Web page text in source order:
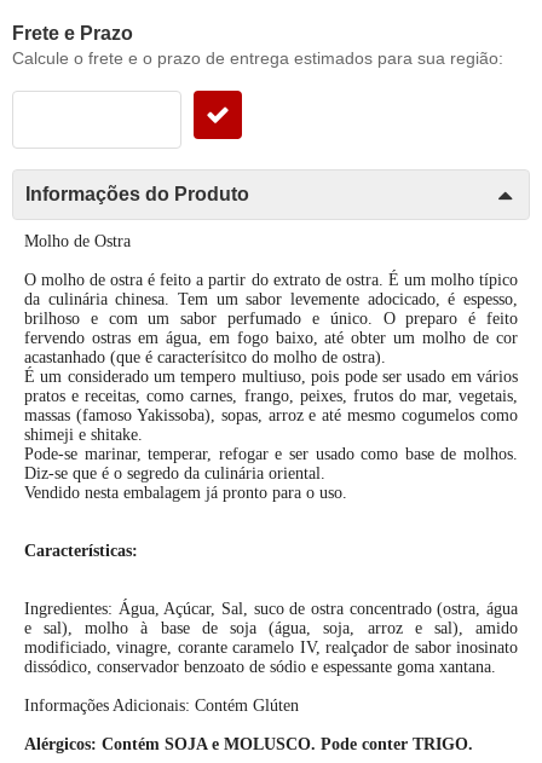
Frete e Prazo
Calcule o frete e o prazo de entrega estimados para sua região:
Informações do Produto
Molho de Ostra
O molho de ostra é feito a partir do extrato de ostra. É um molho típico
da culinária chinesa. Tem um sabor levemente adocicado, é espesso,
brilhoso e com um sabor perfumado e único. O preparo é feito
fervendo ostras em água, em fogo baixo, até obter um molho de cor
acastanhado (que é caracterísitco do molho de ostra).
É um considerado um tempero multiuso, pois pode ser usado em vários
pratos e receitas, como carnes, frango, peixes, frutos do mar, vegetais,
massas (famoso Yakissoba), sopas, arroz e até mesmo cogumelos como
shimeji e shitake.
Pode-se marinar, temperar, refogar e ser usado como base de molhos.
Diz-se que é o segredo da culinária oriental.
Vendido nesta embalagem já pronto para o uso.
Características:
Ingredientes: Água, Açúcar, Sal, suco de ostra concentrado (ostra, água
e sal), molho à base de soja (água, soja, arroz e sal), amido
modificiado, vinagre, corante caramelo IV, realçador de sabor inosinato
dissódico, conservador benzoato de sódio e espessante goma xantana.
Informações Adicionais: Contém Glúten
Alérgicos: Contém SOJA e MOLUSCO. Pode conter TRIGO.